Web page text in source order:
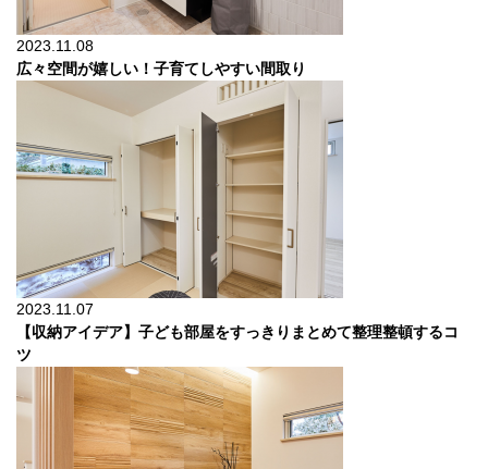
2023.11.08
広々空間が嬉しい！子育てしやすい間取り
2023.11.07
【収納アイデア】子ども部屋をすっきりまとめて整理整頓するコ
ツ